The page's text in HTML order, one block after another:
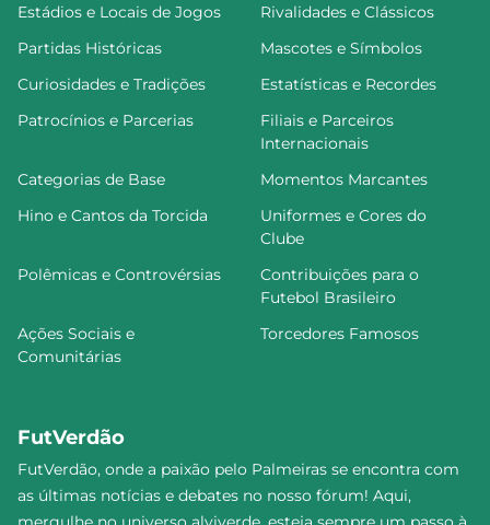
Estádios e Locais de Jogos
Rivalidades e Clássicos
Partidas Históricas
Mascotes e Símbolos
Curiosidades e Tradições
Estatísticas e Recordes
Patrocínios e Parcerias
Filiais e Parceiros
Internacionais
Categorias de Base
Momentos Marcantes
Hino e Cantos da Torcida
Uniformes e Cores do
Clube
Polêmicas e Controvérsias
Contribuições para o
Futebol Brasileiro
Ações Sociais e
Comunitárias
Torcedores Famosos
FutVerdão
FutVerdão, onde a paixão pelo Palmeiras se encontra com
as últimas notícias e debates no nosso fórum! Aqui,